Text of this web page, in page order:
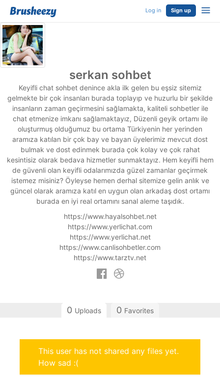
Log in Sign up
serkan sohbet
Keyifli chat sohbet denince akla ilk gelen bu eşsiz sitemiz
gelmekte bir çok insanları burada toplayıp ve huzurlu bir şekilde
insanların zaman geçirmesini sağlamakta, kaliteli sohbetler ile
chat etmenize imkanı sağlamaktayız, Düzenli geyik ortamı ile
oluşturmuş olduğumuz bu ortama Türkiyenin her yerinden
aramıza katılan bir çok bay ve bayan üyelerimiz mevcut dost
bulmak ve dost edinmek burada çok kolay ve çok rahat
kesintisiz olarak bedava hizmetler sunmaktayız. Hem keyifli hem
de güvenli olan keyifli odalarımızda güzel zamanlar geçirmek
istemez misiniz? Öyleyse hemen derhal sitemize gelin anlık ve
güncel olarak aramıza katıl en uygun olan arkadaş dost ortamı
burada en iyi real ortamını sanal aleme taşıdık.
https://www.hayalsohbet.net
https://www.yerlichat.com
https://www.yerlichat.net
https://www.canlisohbetler.com
https://www.tarztv.net
0 Uploads 0 Favorites
This user has not shared any files yet.
How sad :(